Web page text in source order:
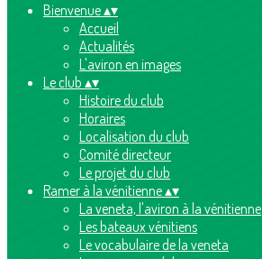
Bienvenue▴▾
Accueil
Actualités
L'aviron en images
Le club ▴▾
Histoire du club
Horaires
Localisation du club
Comité directeur
Le projet du club
Ramer à la vénitienne▴▾
La veneta, l'aviron à la vénitienne
Les bateaux vénitiens
Le vocabulaire de la veneta